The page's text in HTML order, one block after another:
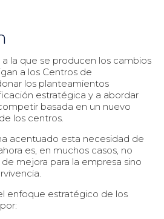
la que se producen los cambios
a los Centros de
los planteamientos
estratégica y a abordar
basada en un nuevo
los centros.
acentuado esta necesidad de
es, en muchos casos, no
mejora para la empresa sino
enfoque estratégico de los